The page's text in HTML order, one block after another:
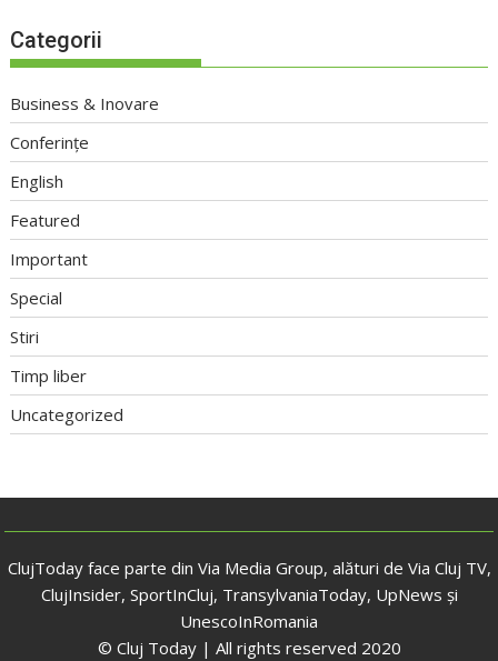
Categorii
Business & Inovare
Conferințe
English
Featured
Important
Special
Stiri
Timp liber
Uncategorized
ClujToday face parte din Via Media Group, alături de Via Cluj TV,
ClujInsider, SportInCluj, TransylvaniaToday, UpNews și
UnescoInRomania
© Cluj Today | All rights reserved 2020